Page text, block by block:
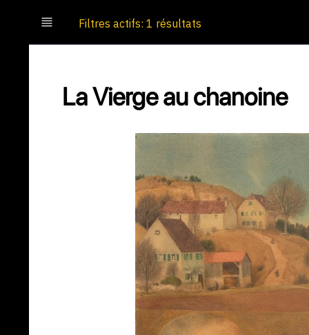
Filtres actifs: 1 résultats
La Vierge au chanoine